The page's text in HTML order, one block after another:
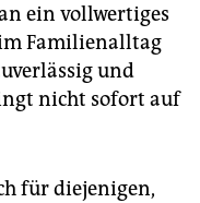
ein vollwertiges
Familienalltag
und
nicht sofort auf
für diejenigen,